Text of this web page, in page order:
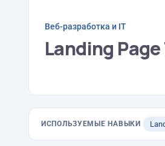
Веб-разработка и IT
Landing
ИСПОЛЬЗУЕМЫЕ НАВЫКИ